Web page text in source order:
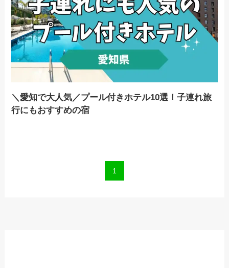
＼愛知で大人気／プール付きホテル10選！子連れ旅
行にもおすすめの宿
1